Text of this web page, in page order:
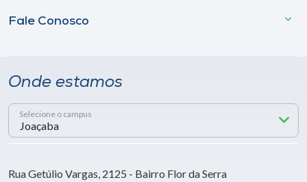
Fale Conosco
Onde estamos
Selecione o campus
Rua Getúlio Vargas, 2125 - Bairro Flor da Serra